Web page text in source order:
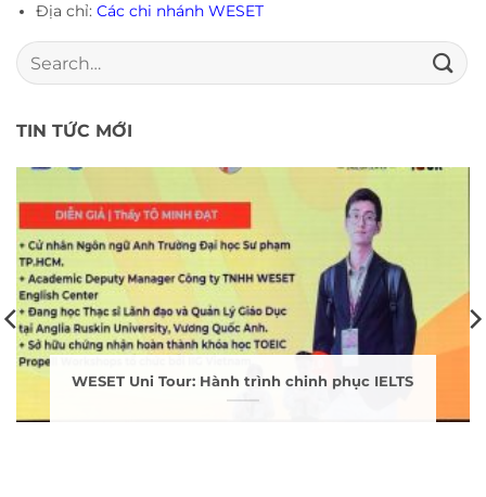
Địa chỉ: Các chi nhánh WESET
TIN TỨC MỚI
WESET Uni Tour: Hành trình chinh phục IELTS